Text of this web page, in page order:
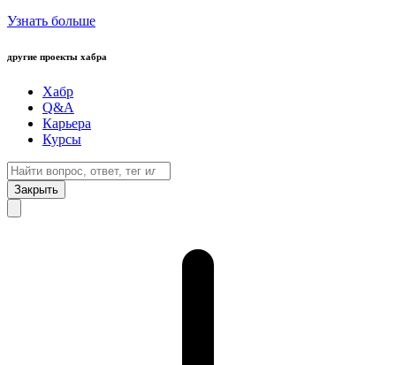
Узнать больше
другие проекты хабра
Хабр
Q&A
Карьера
Курсы
Закрыть